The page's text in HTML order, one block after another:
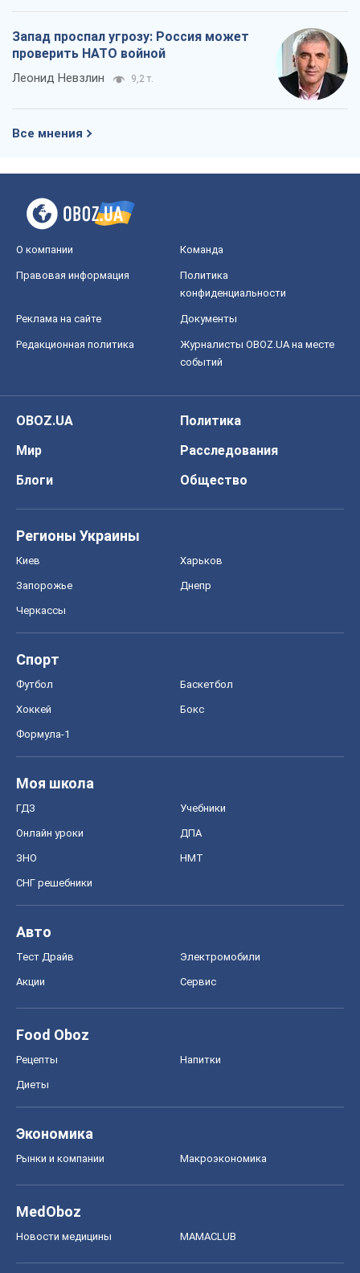
Запад проспал угрозу: Россия может
проверить НАТО войной
Леонид Невзлин 9,2 т.
Все мнения
О компании Команда
Правовая информация
Политика
конфиденциальности
Реклама на сайте Документы
Редакционная политика
Журналисты OBOZ.UA на месте
событий
OBOZ.UA
Политика
Мир
Расследования
Блоги
Общество
Регионы Украины
Киев Харьков
Запорожье Днепр
Черкассы
Спорт
Футбол Баскетбол
Хоккей Бокс
Формула-1
Моя школа
ГДЗ Учебники
Онлайн уроки ДПА
ЗНО НМТ
СНГ решебники
Авто
Тест Драйв Электромобили
Акции Сервис
Food Oboz
Рецепты Напитки
Диеты
Экономика
Рынки и компании Mакроэкономика
MedOboz
Новости медицины MAMACLUB